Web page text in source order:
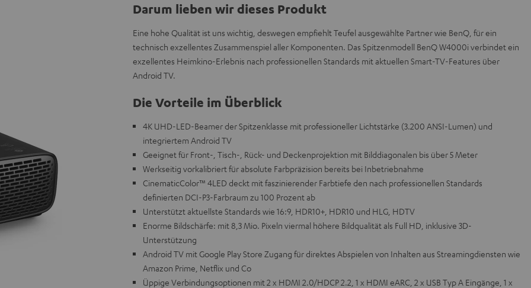
Darum lieben wir dieses Produkt
Eine hohe Qualität ist uns wichtig, deswegen empfiehlt Teufel ausgewählte Partner wie BenQ, für ein
technisch exzellentes Zusammenspiel aller Komponenten. Das Spitzenmodell BenQ W4000i verbindet ein
exzellentes Heimkino-Erlebnis nach professionellen Standards mit aktuellen Smart-TV-Features über
Android TV.
Die Vorteile im Überblick
4K UHD-LED-Beamer der Spitzenklasse mit professioneller Lichtstärke (3.200 ANSI-Lumen) und
integriertem Android TV
Geeignet für Front-, Tisch-, Rück- und Deckenprojektion mit Bilddiagonalen bis über 5 Meter
Werkseitig vorkalibriert für absolute Farbpräzision bereits bei Inbetriebnahme
CinematicColor™ 4LED deckt mit faszinierender Farbtiefe den nach professionellen Standards
definierten DCI-P3-Farbraum zu 100 Prozent ab
Unterstützt aktuellste Standards wie 16:9, HDR10+, HDR10 und HLG, HDTV
Enorme Bildschärfe: mit 8,3 Mio. Pixeln viermal höhere Bildqualität als Full HD, inklusive 3D-
Unterstützung
Android TV mit Google Play Store Zugang für direktes Abspielen von Inhalten aus Streamingdiensten wie
Amazon Prime, Netflix und Co
Üppige Verbindungsoptionen mit 2 x HDMI 2.0/HDCP 2.2, 1 x HDMI eARC, 2 x USB Typ A Eingänge, 1 x